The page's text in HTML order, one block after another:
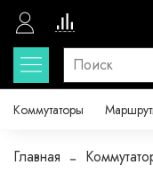
Коммутаторы
Главная